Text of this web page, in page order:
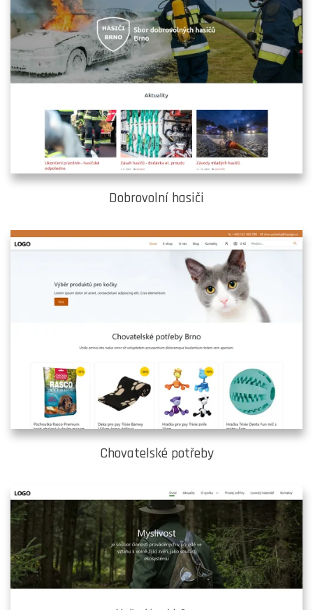
Dobrovolní hasiči
Chovatelské potřeby